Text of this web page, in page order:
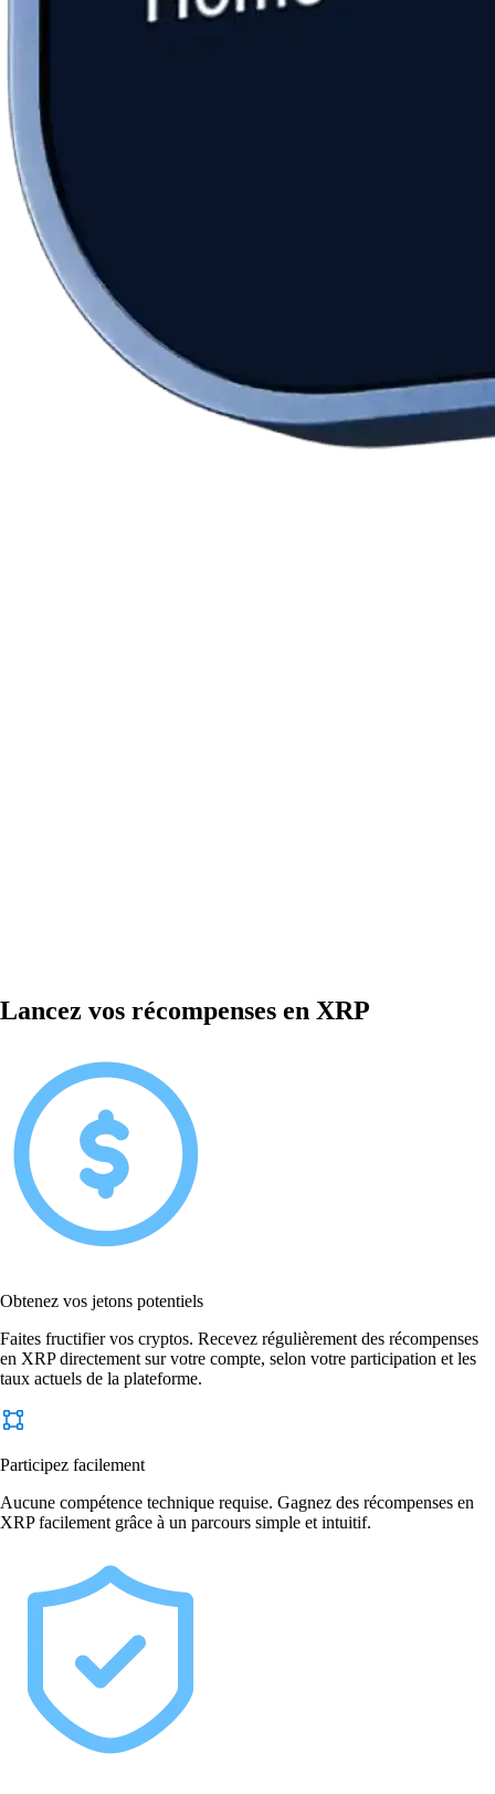
Lancez vos récompenses en XRP
Obtenez vos jetons potentiels
Faites fructifier vos cryptos. Recevez régulièrement des récompenses
en XRP directement sur votre compte, selon votre participation et les
taux actuels de la plateforme.
Participez facilement
Aucune compétence technique requise. Gagnez des récompenses en
XRP facilement grâce à un parcours simple et intuitif.